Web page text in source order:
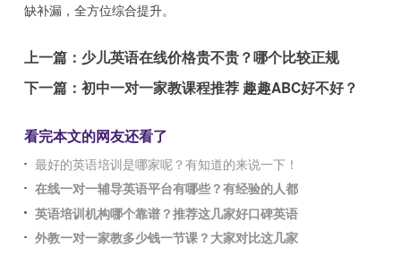
缺补漏，全方位综合提升。
上一篇： 少儿英语在线价格贵不贵？哪个比较正规
下一篇：初中一对一家教课程推荐 趣趣ABC好不好？
看完本文的网友还看了
最好的英语培训是哪家呢？有知道的来说一下！
在线一对一辅导英语平台有哪些？有经验的人都
英语培训机构哪个靠谱？推荐这几家好口碑英语
外教一对一家教多少钱一节课？大家对比这几家